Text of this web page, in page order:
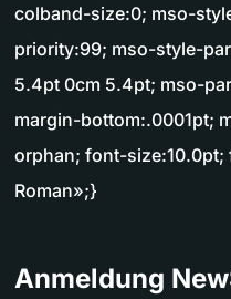
colband-size:0; mso-
priority:99; mso-style-
5.4pt 0cm 5.4pt; mso-
margin-bottom:.0001pt;
orphan; font-
Roman»;}
Anmeldung